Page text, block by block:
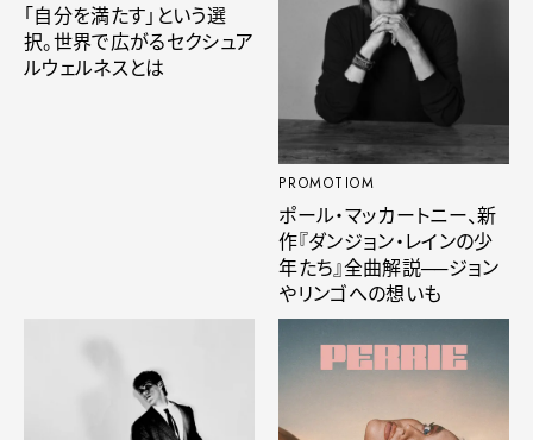
「自分を満たす」という選
択。世界で広がるセクシュア
ルウェルネスとは
PROMOTIOM
ポール・マッカートニー、新
作『ダンジョン・レインの少
年たち』全曲解説──ジョン
やリンゴへの想いも